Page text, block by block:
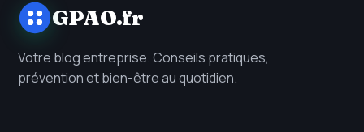
GPAO.fr
Votre blog entreprise. Conseils pratiques,
prévention et bien-être au quotidien.